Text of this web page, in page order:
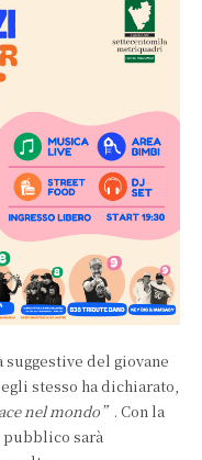
del giovane
stesso ha dichiarato,
nel mondo” . Con la
pubblico sarà